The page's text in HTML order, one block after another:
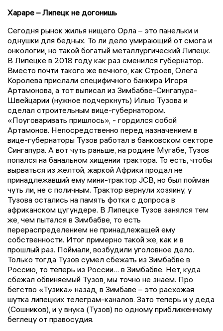
Хараре – Липецк не догонишь
Сегодня рынок жилья нищего Орла – это панельки и
однушки для бедных. То ли дело умирающий от смога и
онкологии, но такой богатый металлургический Липецк.
В Липецке в 2018 году как раз сменился губернатор.
Вместо почти такого же вечного, как Строев, Олега
Королева прислали специфичного банкира Игоря
Артамонова, а тот выписал из Зимбабве-Сингапура-
Швейцарии (нужное подчеркнуть) Илью Тузова и
сделал строительным вице-губернатором.
«Поуговаривать пришлось», - гордился собой
Артамонов. Непосредственно перед назначением в
вице-губернаторы Тузов работал в банковском секторе
Сингапура. А вот чуть раньше, на родине Мугабе, Тузов
попался на банальном хищении трактора. То есть, чтобы
вырваться из желтой, жаркой Африки продал не
принадлежавший ему мини-трактор JCB, но был пойман
чуть ли, не с поличным. Трактор вернули хозяину, у
Тузова остались на память фотки с допроса в
африканском цугундере. В Липецке Тузов занялся тем
же, чем пытался в Зимбабве, то есть
перераспределением не принадлежащей ему
собственности. Итог примерно такой же, как и в
прошлый раз. Поймали, возбудили уголовное дело.
Только тогда Тузов сумел сбежать из Зимбабве в
Россию, то теперь из России… в Зимбабве. Нет, куда
сбежал обвиняемый Тузов, мы точно не знаем. Про
бегство «Тузика» назад, в Зимбаве – это расхожая
шутка липецких телеграм-каналов. Зато теперь и у деда
(Сошников), и у внука (Тузов) по одному приближенному
беглецу от правосудия.